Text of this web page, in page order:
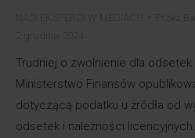
Trudniej o zwolnienie dla
Ministerstwo Finansów
dotyczącą podatku u źródła od
odsetek i należności